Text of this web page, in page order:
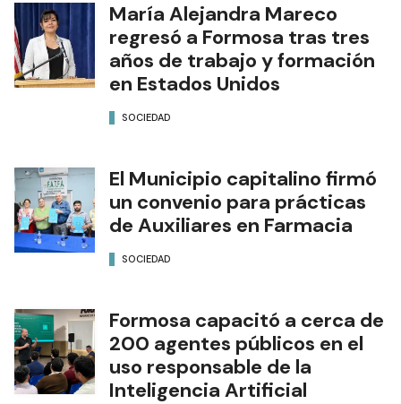
María Alejandra Mareco
regresó a Formosa tras tres
años de trabajo y formación
en Estados Unidos
SOCIEDAD
El Municipio capitalino firmó
un convenio para prácticas
de Auxiliares en Farmacia
SOCIEDAD
Formosa capacitó a cerca de
200 agentes públicos en el
uso responsable de la
Inteligencia Artificial